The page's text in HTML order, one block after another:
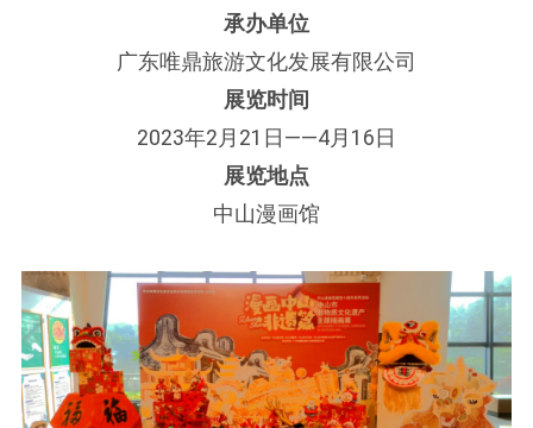
承办单位
广东唯鼎旅游文化发展有限公司
展览时间
2023年2月21日——4月16日
展览地点
中山漫画馆